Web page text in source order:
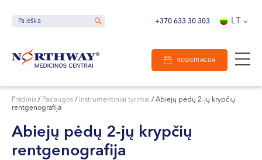
Darbo laikas
Vilnius
S. Žukausko g. 19
Darbo laikas:
I-V 07:30 - 20:30
VI 09:00 - 15:00
Paieška
Paieška +370 633 30 303 LT
REGISTRACIJA
E-Registracija
KAUNE
KLAIPĖDOJE
Pradinis / Paslaugos / Instrumentiniai tyrimai / Abiejų pėdų 2-jų krypčių
rentgenografija
Abiejų pėdų 2-jų krypčių
rentgenografija